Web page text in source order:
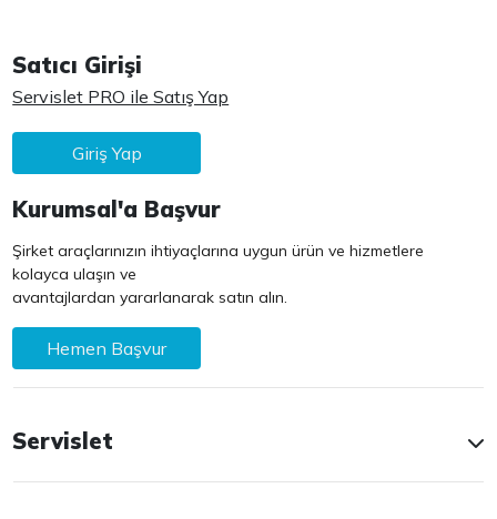
Satıcı Girişi
Servislet PRO ile Satış Yap
Giriş Yap
Kurumsal'a Başvur
Şirket araçlarınızın ihtiyaçlarına uygun ürün ve hizmetlere
kolayca ulaşın ve
avantajlardan yararlanarak satın alın.
Hemen Başvur
Servislet